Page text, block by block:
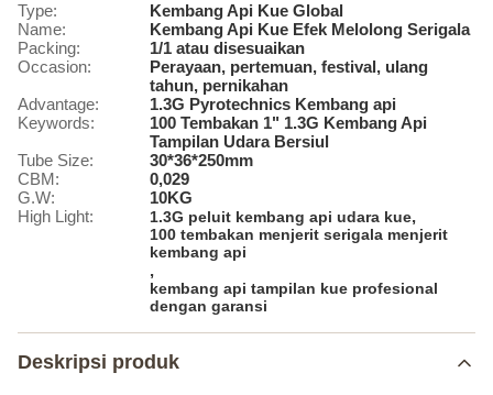
Type:
Kembang Api Kue Global
Name:
Kembang Api Kue Efek Melolong Serigala
Packing:
1/1 atau disesuaikan
Occasion:
Perayaan, pertemuan, festival, ulang
tahun, pernikahan
Advantage:
1.3G Pyrotechnics Kembang api
Keywords:
100 Tembakan 1" 1.3G Kembang Api
Tampilan Udara Bersiul
Tube Size:
30*36*250mm
CBM:
0,029
G.W:
10KG
High Light:
1.3G peluit kembang api udara kue,
100 tembakan menjerit serigala menjerit
kembang api
,
kembang api tampilan kue profesional
dengan garansi
Deskripsi produk